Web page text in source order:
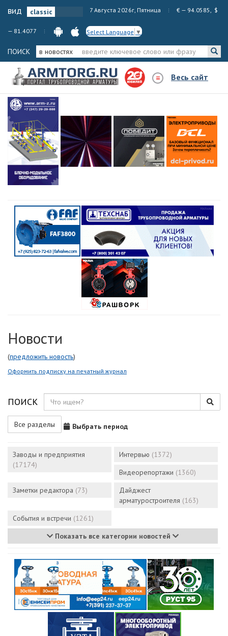
вид 7 Августа 2026г, Пятница € — 94.0585, $
— 81.4077 Select Language ▼
ПОИСК в новостях
Весь сайт
Новости
(предложить новость)
Оформить подписку на печатный журнал
ПОИСК
Все разделы Выбрать период
Заводы и предприятия
(17174)
Интервью (1372)
Видеорепортажи (1360)
Заметки редактора (73)
Дайджест
арматуростроителя (163)
События и встречи (1261)
Показать все категории новостей